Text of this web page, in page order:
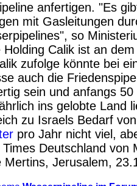
anfertigen. "Es
mit Gasleitungen
so
Holding Calik ist an
zufolge könnte bei
auch die
sein und anfangs
ins gelobte Land
zu Israels Bedarf
pro Jahr nicht viel,
Times Deutschland von
Mertins, Jerusalem,